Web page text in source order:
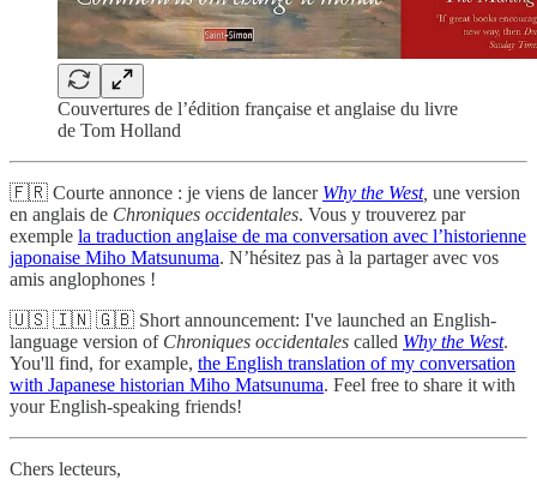
Couvertures de l’édition française et anglaise du livre
de Tom Holland
🇫🇷 Courte annonce : je viens de lancer Why the West, une version
en anglais de Chroniques occidentales. Vous y trouverez par
exemple la traduction anglaise de ma conversation avec l’historienne
japonaise Miho Matsunuma. N’hésitez pas à la partager avec vos
amis anglophones !
🇺🇸 🇮🇳 🇬🇧 Short announcement: I've launched an English-
language version of Chroniques occidentales called Why the West.
You'll find, for example, the English translation of my conversation
with Japanese historian Miho Matsunuma. Feel free to share it with
your English-speaking friends!
Chers lecteurs,